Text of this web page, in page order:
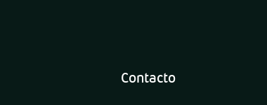
Contacto